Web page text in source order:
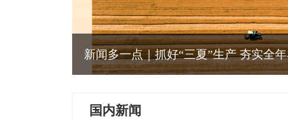
产 夯实全年丰收根基 新闻多一
国内新闻